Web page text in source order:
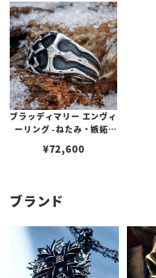
ブラッディマリー エンヴィ
ーリング -ねたみ・嫉妬-
¥72,600
ブランド